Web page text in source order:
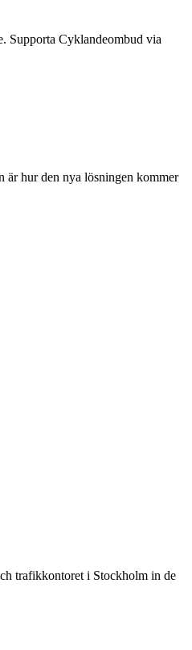
Supporta Cyklandeombud via
är hur den nya lösningen kommer
trafikkontoret i Stockholm in de